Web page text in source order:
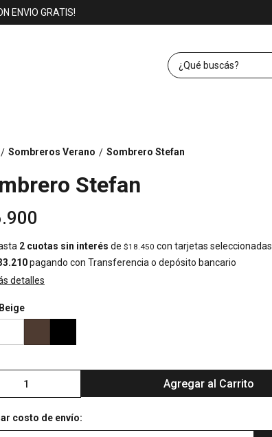
ENVIO GRATIS!
/ Sombreros Verano / Sombrero Stefan
Stefan
2 cuotas sin interés de $18.450 con tarjetas seleccionadas
pagando con Transferencia o depósito bancario
detalles
Beige
Agregar al Carrito
costo de envío: